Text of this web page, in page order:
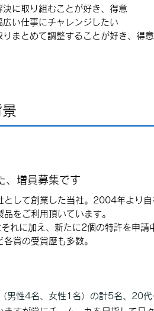
に取り組むことが好き、得意
い仕事にチャレンジしたい
まとめて調整することが好き、得意
、増員募集です
として創業した当社。2004年より
をご利用頂いています。
れに加え、新たに2個の特許を申
賞の受賞歴も多数。
男性4名、女性1名）の計5名、20